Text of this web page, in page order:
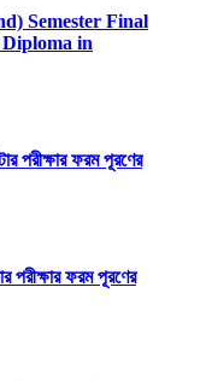
Semester Final
in
পরীক্ষার ফরম পূরণের
পরীক্ষার ফরম পূরণের